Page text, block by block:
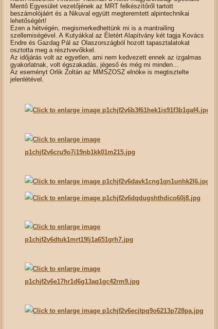
Mentő Egyesület vezetőjének az MRT felkészítőről tartott
beszámolójáért és a Nikuval együtt megteremtett alpintechnikai
lehetőségért!
Ezen a hétvégén, megismerkedhettünk mi is a mantrailing
szellemiségével. A Kutyákkal az Életért Alapítvány két tagja Kovács
Endre és Gazdag Pál az Olaszországból hozott tapasztalatokat
osztotta meg a résztvevőkkel.
Az időjárás volt az egyetlen, ami nem kedvezett ennek az izgalmas
gyakorlatnak, volt égszakadás, jégeső és még mi minden...
Az eseményt Orlik Zoltán az MMSZOSZ elnöke is megtisztelte
jelenlétével.